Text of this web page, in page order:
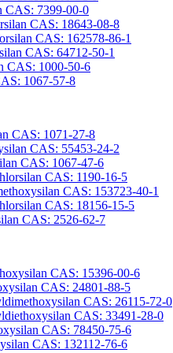
CAS: 7399-00-0
CAS: 18643-08-8
CAS: 162578-86-1
CAS: 64712-50-1
CAS: 1000-50-6
1067-57-8
CAS: 1071-27-8
CAS: 55453-24-2
CAS: 1067-47-6
CAS: 1190-16-5
CAS: 153723-40-1
CAS: 18156-15-5
CAS: 2526-62-7
CAS: 15396-00-6
CAS: 24801-88-5
CAS: 26115-72-0
CAS: 33491-28-0
CAS: 78450-75-6
CAS: 132112-76-6